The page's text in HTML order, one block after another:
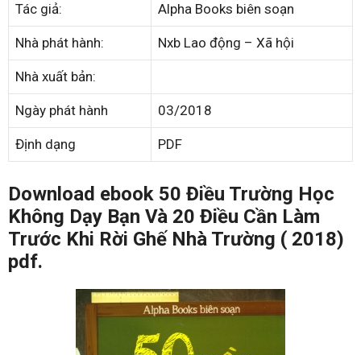
Tác giả: Alpha Books biên soạn
Nhà phát hành: Nxb Lao động – Xã hội
Nhà xuất bản:
Ngày phát hành 03/2018
Định dạng PDF
Download ebook 50 Điều Trường Học
Không Dạy Bạn Và 20 Điều Cần Làm
Trước Khi Rời Ghế Nhà Trường ( 2018)
pdf.